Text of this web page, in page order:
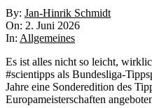
2026-
06-
02
By: Jan-Hinrik Schmidt
On: 2. Juni 2026
In: Allgemeines
Es ist alles nicht so leicht,
#scientipps als Bundesliga-
Jahre eine Sonderedition des
Europameisterschaften